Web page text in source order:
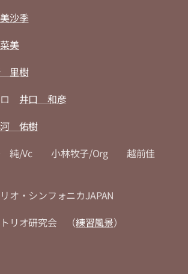
沙季
美
里樹
井口 和彦
佑樹
純/Vc 小林牧子/Org 越前佳
・シンフォニカJAPAN
リオ研究会 （練習風景）